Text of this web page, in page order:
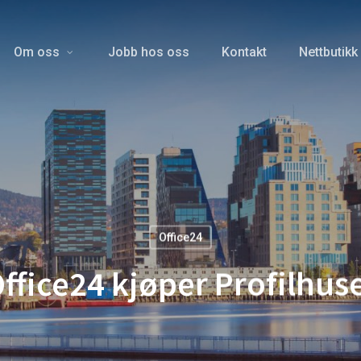
Om oss Jobb hos oss Kontakt Nettbutikk
Office24
kjøper